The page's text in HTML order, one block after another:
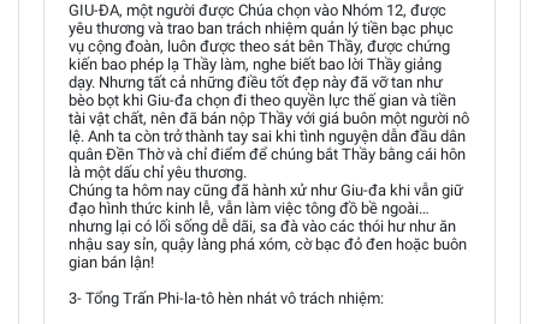
GIU-ĐA, một người được Chúa chọn vào Nhóm 12, được
yêu thương và trao ban trách nhiệm quản lý tiền bạc phục
vụ cộng đoàn, luôn được theo sát bên Thầy, được chứng
kiến bao phép lạ Thầy làm, nghe biết bao lời Thầy giảng
dạy. Nhưng tất cả những điều tốt đẹp này đã vỡ tan như
bèo bọt khi Giu-đa chọn đi theo quyền lực thế gian và tiền
tài vật chất, nên đã bán nộp Thầy với giá buôn một người nô
lệ. Anh ta còn trở thành tay sai khi tình nguyện dẫn đầu dân
quân Đền Thờ và chỉ điểm để chúng bắt Thầy bằng cái hôn
là một dấu chỉ yêu thương.
Chúng ta hôm nay cũng đã hành xử như Giu-đa khi vẫn giữ
đạo hình thức kinh lễ, vẫn làm việc tông đồ bề ngoài…
nhưng lại có lối sống dễ dãi, sa đà vào các thói hư như ăn
nhậu say sỉn, quậy làng phá xóm, cờ bạc đỏ đen hoặc buôn
gian bán lận!
3- Tổng Trấn Phi-la-tô hèn nhát vô trách nhiệm: